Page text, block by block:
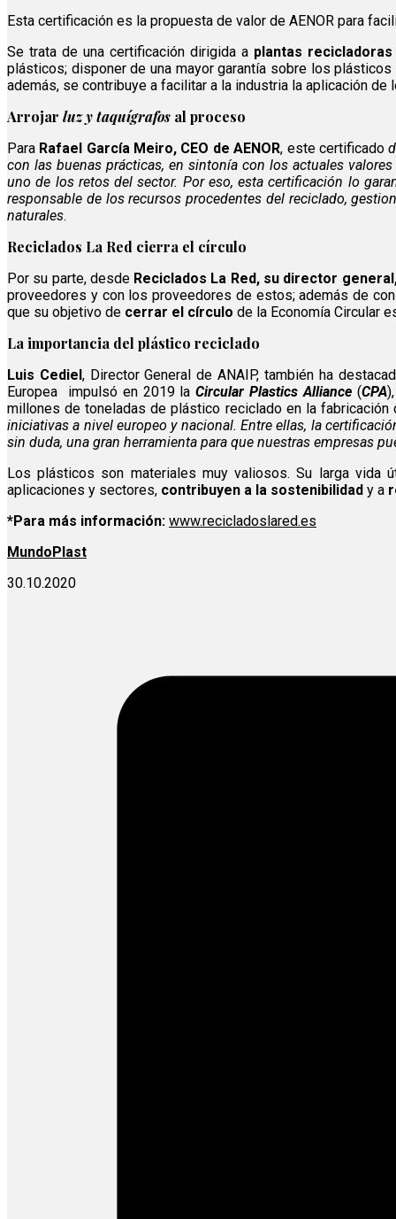
Esta certificación es la propuesta de valor de AENOR para
Se trata de una certificación dirigida a plantas
plásticos; disponer de una mayor garantía sobre los
además, se contribuye a facilitar a la industria la aplicación de
Arrojar luz y taquígrafos al proceso
Para Rafael García Meiro, CEO de AENOR, este certificado
con las buenas prácticas, en sintonía con los actuales
uno de los retos del sector. Por eso, esta certificación lo
responsable de los recursos procedentes del reciclado,
naturales.
Reciclados La Red cierra el círculo
Por su parte, desde Reciclados La Red, su director
proveedores y con los proveedores de estos; además de
que su objetivo de cerrar el círculo de la Economía Circular
La importancia del plástico reciclado
Luis Cediel , Director General de ANAIP, también ha
Europea impulsó en 2019 laCircular Plastics Alliance(CPA
millones de toneladas de plástico reciclado en la
iniciativas a nivel europeo y nacional. Entre ellas, la
sin duda, una gran herramienta para que nuestras empresas
Los plásticos son materiales muy valiosos. Su larga
aplicaciones y sectores, contribuyen a la sostenibilidad y a
*Para más información: www.recicladoslared.es
MundoPlast
30.10.2020